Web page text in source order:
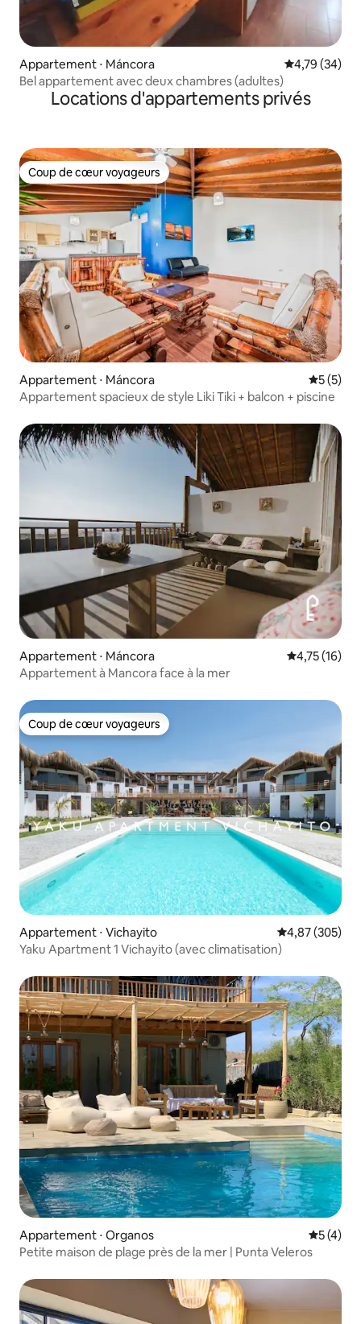
Appartement ⋅ Máncora Évaluation
4,79 (34)
Bel appartement avec deux chambres (adultes)
Locations d'appartements privés
Coup de cœur voyageurs
Coup de cœur voyageurs
Appartement ⋅ Máncora
5 (5)
Appartement spacieux de style Liki Tiki + balcon + piscine
Appartement ⋅ Máncora Évaluation
4,75 (16)
Appartement à Mancora face à la mer
Coup de cœur voyageurs
Coup de cœur voyageurs
Appartement ⋅ Vichayito Évaluation
4,87 (305)
Yaku Apartment 1 Vichayito (avec climatisation)
Appartement ⋅ Organos
5 (4)
Petite maison de plage près de la mer | Punta Veleros